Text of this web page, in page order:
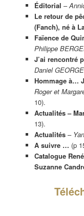
Éditorial –
Le retour de
(Fanch), né à
Faïence de
Philippe
J’ai rencontré
Daniel
Hommage à…
Roger et
10).
Actualités –
13).
Actualités–
A suivre … (p
Catalogue
Suzanne